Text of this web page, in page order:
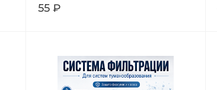
55 ₽